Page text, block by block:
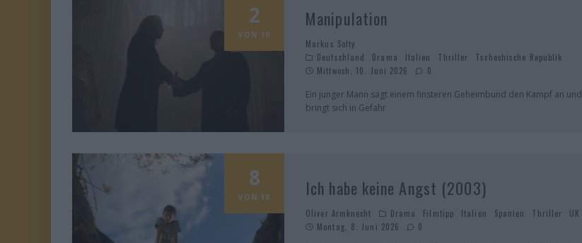
2
VON 10
Manipulation
Markus Solty
Deutschland
Drama Italien Thriller
Tschechische Republik
Mittwoch, 10. Juni 2026
0
Ein junger Mann sagt einem finsteren Geheimbund den Kampf an und
bringt sich in Gefahr
8
VON 10 Ich habe keine Angst (2003)
Oliver Armknecht Drama Filmtipp Italien Spanien Thriller
UK
Montag, 8. Juni 2026
0